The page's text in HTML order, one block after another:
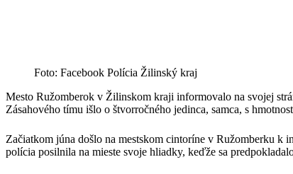
Foto: Facebook Polícia Žilinský kraj
Mesto Ružomberok v Žilinskom kraji informovalo na svojej
Zásahového tímu išlo o štvorročného jedinca, samca, s
Začiatkom júna došlo na mestskom cintoríne v Ružomberku k
polícia posilnila na mieste svoje hliadky, keďže sa